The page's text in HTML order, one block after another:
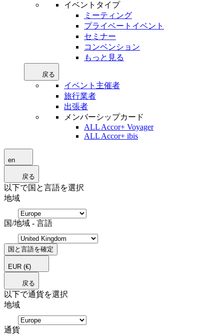
イベントタイプ
ミーティング
プライベートイベント
セミナー
コンベンション
もっと見る
戻る
イベント主催者
旅行業者
出張者
メンバーシップカード
ALL Accor+ Voyager
ALL Accor+ ibis
en
戻る
以下で国と言語を選択
地域
国/地域 - 言語
国と言語を確定
EUR (€)
戻る
以下で通貨を選択
地域
通貨